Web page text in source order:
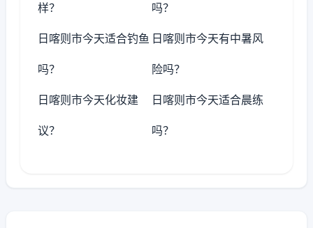
样？ 吗？
日喀则市今天适合钓鱼
吗？
日喀则市今天有中暑风
险吗？
日喀则市今天化妆建
议？
日喀则市今天适合晨练
吗？